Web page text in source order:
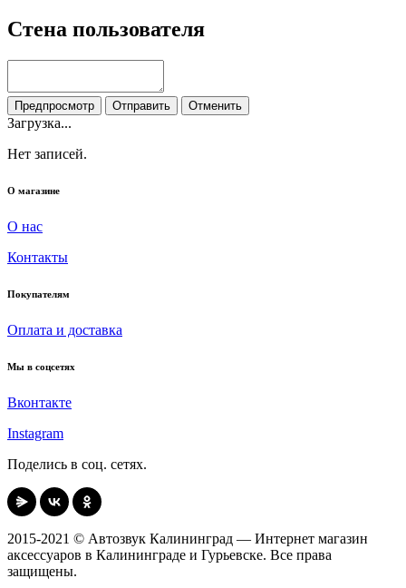
Стена пользователя
Предпросмотр Отправить Отменить
Загрузка...
Нет записей.
О магазине
О нас
Контакты
Покупателям
Оплата и доставка
Мы в соцсетях
Вконтакте
Instagram
Поделись в соц. сетях.
2015-2021 © Автозвук Калининград — Интернет магазин
аксессуаров в Калининграде и Гурьевске. Все права
защищены.